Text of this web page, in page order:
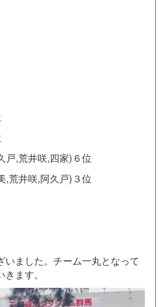
,荒井咲,四家)６位
井咲,阿久戸)３位
いました。チーム一丸となって
ます。